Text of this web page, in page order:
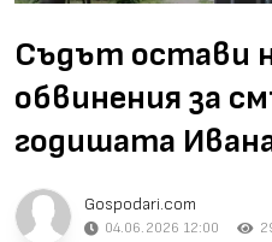
Съдът остави
обвинения за
годишата
Gospodari.com
04.06.2026 12:00